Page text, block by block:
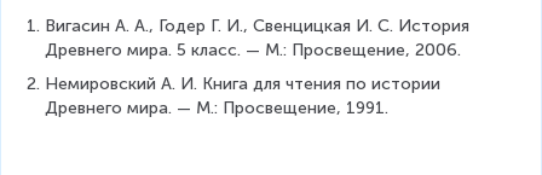
Вигасин А. А., Годер Г. И., Свенцицкая И. С. История
Древнего мира. 5 класс. — М.: Просвещение, 2006.
Немировский А. И. Книга для чтения по истории
Древнего мира. — М.: Просвещение, 1991.